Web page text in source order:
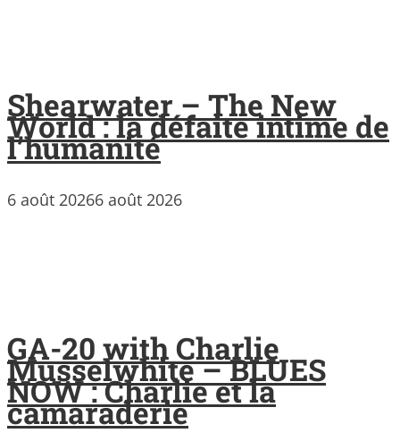
Shearwater – The New
World : la défaite intime de
l’humanité
6 août 20266 août 2026
GA-20 with Charlie
Musselwhite – BLUES
NOW : Charlie et la
camaraderie